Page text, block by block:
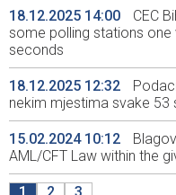
18.12.2025 14:00
CEC
some polling stations
seconds
18.12.2025 12:32
nekim mjestima svake 53
15.02.2024 10:12
AML/CFT Law within the